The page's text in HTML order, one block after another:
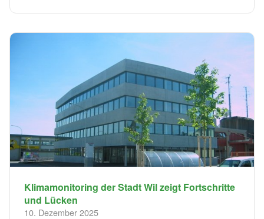
Klimamonitoring der Stadt Wil zeigt Fortschritte
und Lücken
10. Dezember 2025